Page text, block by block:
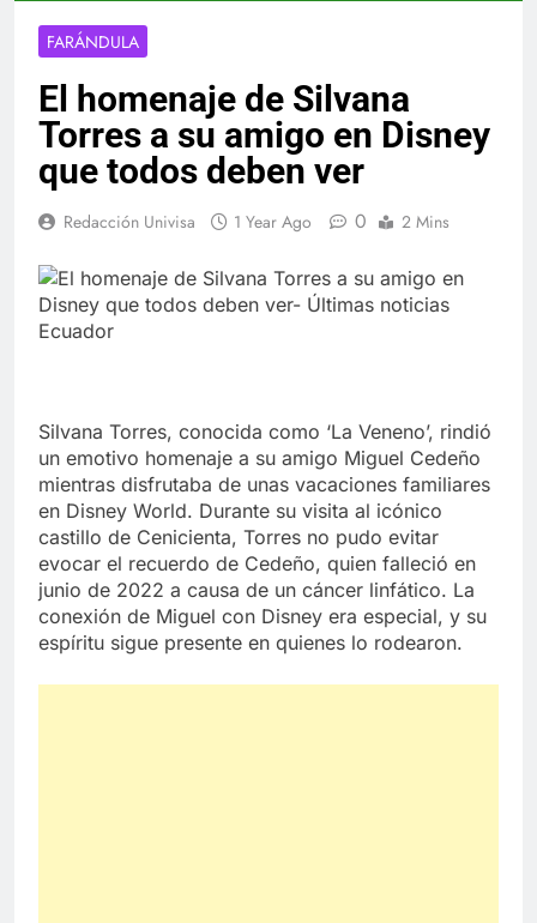
FARÁNDULA
El homenaje de Silvana
Torres a su amigo en Disney
que todos deben ver
Redacción Univisa 1 Year Ago 0 2 Mins
Silvana Torres, conocida como ‘La Veneno’, rindió
un emotivo homenaje a su amigo Miguel Cedeño
mientras disfrutaba de unas vacaciones familiares
en Disney World. Durante su visita al icónico
castillo de Cenicienta, Torres no pudo evitar
evocar el recuerdo de Cedeño, quien falleció en
junio de 2022 a causa de un cáncer linfático. La
conexión de Miguel con Disney era especial, y su
espíritu sigue presente en quienes lo rodearon.